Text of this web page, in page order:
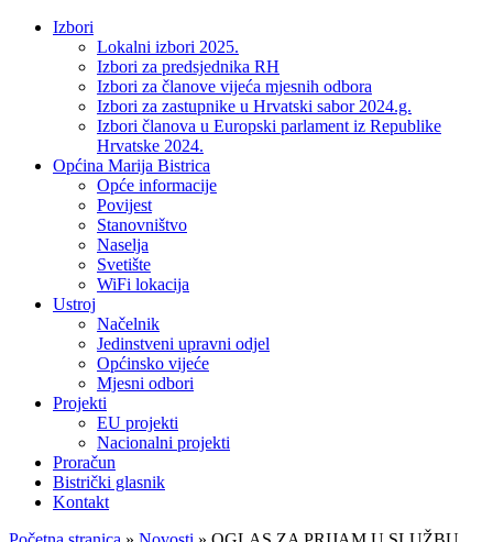
Izbori
Lokalni izbori 2025.
Izbori za predsjednika RH
Izbori za članove vijeća mjesnih odbora
Izbori za zastupnike u Hrvatski sabor 2024.g.
Izbori članova u Europski parlament iz Republike
Hrvatske 2024.
Općina Marija Bistrica
Opće informacije
Povijest
Stanovništvo
Naselja
Svetište
WiFi lokacija
Ustroj
Načelnik
Jedinstveni upravni odjel
Općinsko vijeće
Mjesni odbori
Projekti
EU projekti
Nacionalni projekti
Proračun
Bistrički glasnik
Kontakt